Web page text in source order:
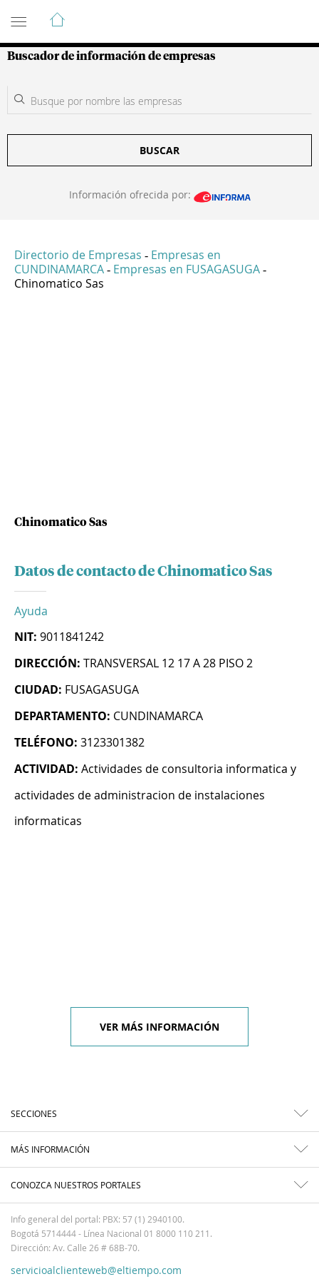
Guía de Empresas Colombianas
Buscador de información de empresas
BUSCAR
Información ofrecida por:
Directorio de Empresas - Empresas en
CUNDINAMARCA - Empresas en FUSAGASUGA -
Chinomatico Sas
Chinomatico Sas
Datos de contacto de Chinomatico Sas
Ayuda
NIT: 9011841242
DIRECCIÓN: TRANSVERSAL 12 17 A 28 PISO 2
CIUDAD: FUSAGASUGA
DEPARTAMENTO: CUNDINAMARCA
TELÉFONO: 3123301382
ACTIVIDAD: Actividades de consultoria informatica y
actividades de administracion de instalaciones
informaticas
VER MÁS INFORMACIÓN
SECCIONES
MÁS INFORMACIÓN
CONOZCA NUESTROS PORTALES
Info general del portal: PBX: 57 (1) 2940100.
Bogotá 5714444 - Línea Nacional 01 8000 110 211.
Dirección: Av. Calle 26 # 68B-70.
servicioalclienteweb@eltiempo.com